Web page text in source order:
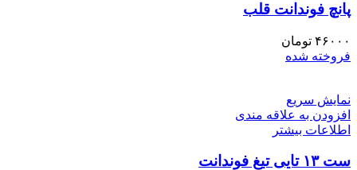
پانچ فوندانت قلب
۴۶۰۰۰ تومان
فروخته شده
نمایش سریع
افزودن به علاقه مندی
اطلاعات بیشتر
ست ۱۳ تایی تیغ فوندانت